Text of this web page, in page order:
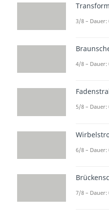
3/8 – Dauer:
4/8 – Dauer:
5/8 – Dauer:
6/8 – Dauer:
7/8 – Dauer: